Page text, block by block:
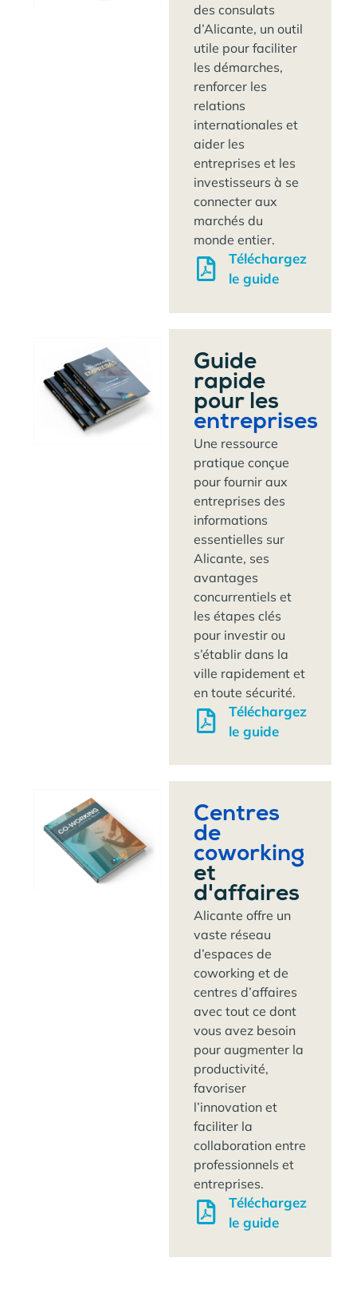
des consulats
d’Alicante, un outil
utile pour faciliter
les démarches,
renforcer les
relations
internationales et
aider les
entreprises et les
investisseurs à se
connecter aux
marchés du
monde entier.
Téléchargez
le guide
Guide
rapide
pour les
entreprises
Une ressource
pratique conçue
pour fournir aux
entreprises des
informations
essentielles sur
Alicante, ses
avantages
concurrentiels et
les étapes clés
pour investir ou
s’établir dans la
ville rapidement et
en toute sécurité.
Téléchargez
le guide
Centres
de
coworking
et
d'affaires
Alicante offre un
vaste réseau
d’espaces de
coworking et de
centres d’affaires
avec tout ce dont
vous avez besoin
pour augmenter la
productivité,
favoriser
l’innovation et
faciliter la
collaboration entre
professionnels et
entreprises.
Téléchargez
le guide